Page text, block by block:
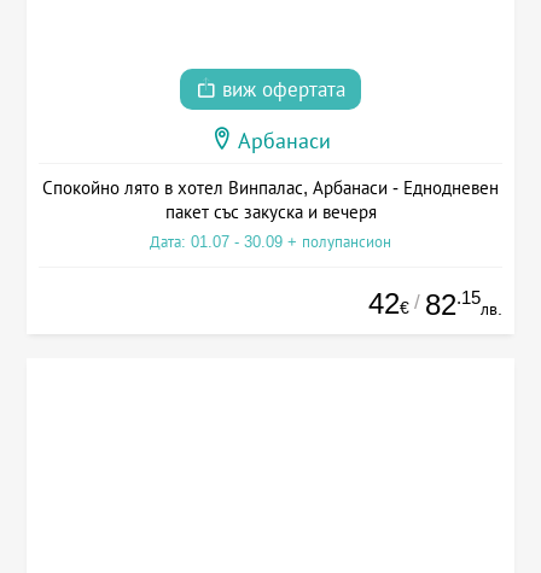
виж офертата
Арбанаси
Спокойно лято в хотел Винпалас, Арбанаси - Еднодневен
пакет със закуска и вечеря
Дата: 01.07 - 30.09 + полупансион
42€ / 82.15
лв.